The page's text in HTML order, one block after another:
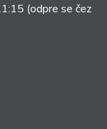
(odpre se čez